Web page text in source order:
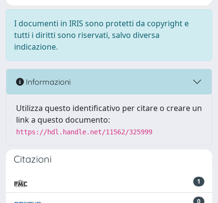
I documenti in IRIS sono protetti da copyright e
tutti i diritti sono riservati, salvo diversa
indicazione.
Informazioni
Utilizza questo identificativo per citare o creare un
link a questo documento:
https://hdl.handle.net/11562/325999
Citazioni
1